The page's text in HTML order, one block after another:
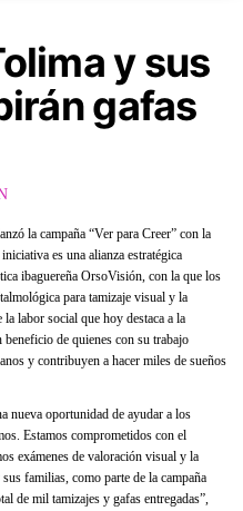
y sus
gafas
la campaña “Ver para Creer” con la
es una alianza estratégica
ibaguereña OrsoVisión, con la que los
para tamizaje visual y la
labor social que hoy destaca a la
de quienes con su trabajo
y contribuyen a hacer miles de sueños
nueva oportunidad de ayudar a los
Estamos comprometidos con el
exámenes de valoración visual y la
familias, como parte de la campaña
de mil tamizajes y gafas entregadas”,